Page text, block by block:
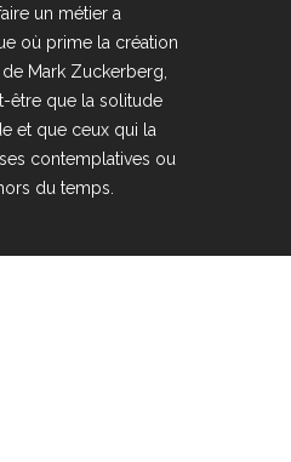
un métier a
où prime la création
Mark Zuckerberg,
être que la solitude
et que ceux qui la
contemplatives ou
du temps.